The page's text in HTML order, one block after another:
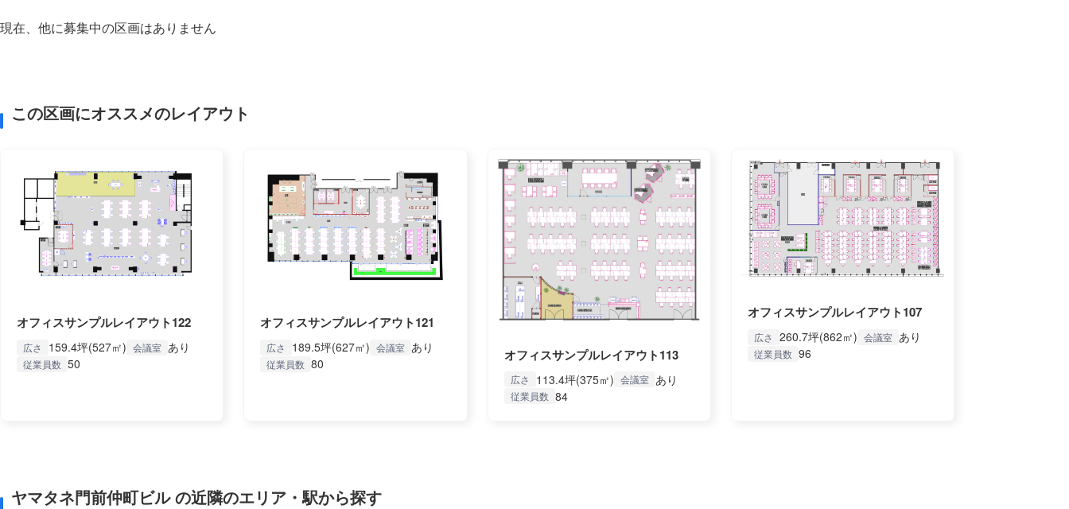
現在、他に募集中の区画はありません
この区画にオススメのレイアウト
オフィスサンプルレイアウト122
広さ 159.4坪(527㎡) 会議室 あり
従業員数 50
オフィスサンプルレイアウト121
広さ 189.5坪(627㎡) 会議室 あり
従業員数 80
オフィスサンプルレイアウト113
広さ 113.4坪(375㎡) 会議室 あり
従業員数 84
オフィスサンプルレイアウト107
広さ 260.7坪(862㎡) 会議室 あり
従業員数 96
ヤマタネ門前仲町ビル の近隣のエリア・駅から探す